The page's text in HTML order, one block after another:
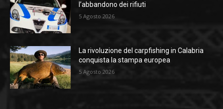
l’abbandono dei rifiuti
5 Agosto 2026
La rivoluzione del carpfishing in Calabria
conquista la stampa europea
5 Agosto 2026